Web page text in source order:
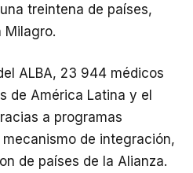
treintena de países,
Milagro.
ALBA, 23 944 médicos
de América Latina y el
a programas
de integración,
de países de la Alianza.